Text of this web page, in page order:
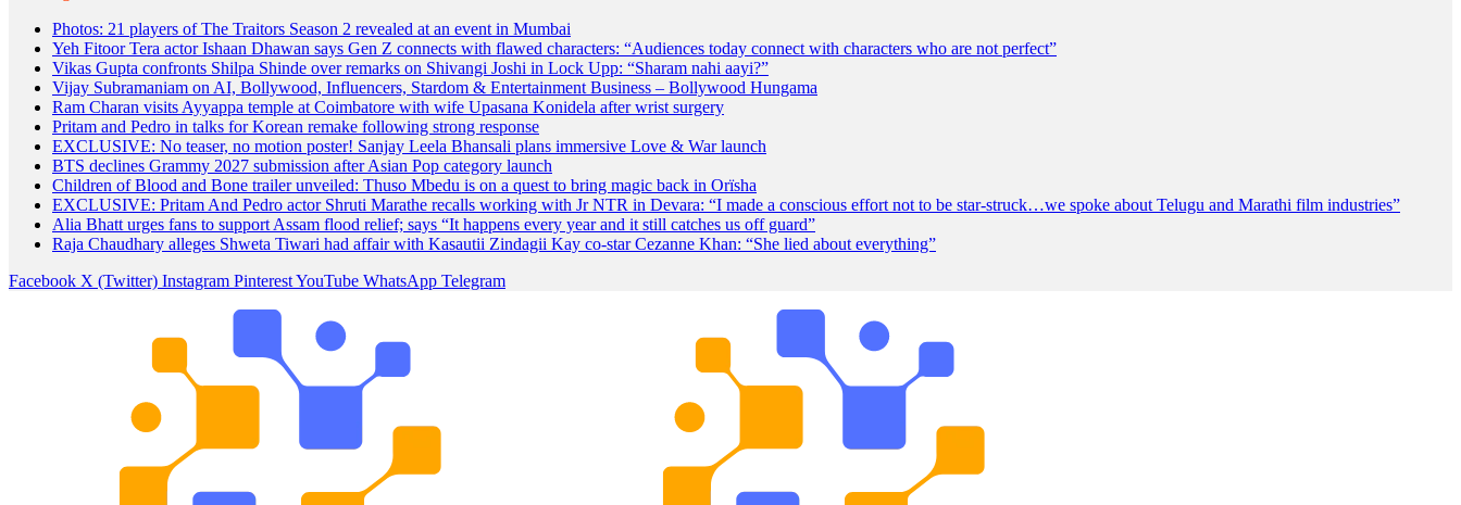
Photos: 21 players of The Traitors Season 2 revealed at an event in Mumbai
Yeh Fitoor Tera actor Ishaan Dhawan says Gen Z connects with flawed characters: “Audiences today connect with characters who are not perfect”
Vikas Gupta confronts Shilpa Shinde over remarks on Shivangi Joshi in Lock Upp: “Sharam nahi aayi?”
Vijay Subramaniam on AI, Bollywood, Influencers, Stardom & Entertainment Business – Bollywood Hungama
Ram Charan visits Ayyappa temple at Coimbatore with wife Upasana Konidela after wrist surgery
Pritam and Pedro in talks for Korean remake following strong response
EXCLUSIVE: No teaser, no motion poster! Sanjay Leela Bhansali plans immersive Love & War launch
BTS declines Grammy 2027 submission after Asian Pop category launch
Children of Blood and Bone trailer unveiled: Thuso Mbedu is on a quest to bring magic back in Orïsha
EXCLUSIVE: Pritam And Pedro actor Shruti Marathe recalls working with Jr NTR in Devara: “I made a conscious effort not to be star-struck…we spoke about Telugu and Marathi film industries”
Alia Bhatt urges fans to support Assam flood relief; says “It happens every year and it still catches us off guard”
Raja Chaudhary alleges Shweta Tiwari had affair with Kasautii Zindagii Kay co-star Cezanne Khan: “She lied about everything”
Facebook X (Twitter) Instagram PinterestYouTube WhatsApp Telegram